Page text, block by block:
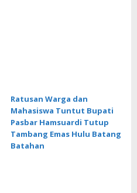
Ratusan Warga dan
Mahasiswa Tuntut Bupati
Pasbar Hamsuardi Tutup
Tambang Emas Hulu Batang
Batahan